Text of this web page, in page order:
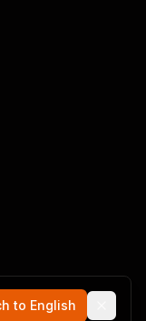
to English